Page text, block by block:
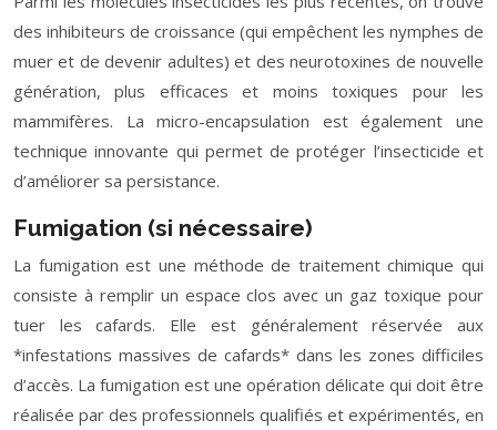
des inhibiteurs de croissance (qui empêchent les nymphes de
muer et de devenir adultes) et des neurotoxines de nouvelle
génération, plus efficaces et moins toxiques pour les
mammifères. La micro-encapsulation est également une
technique innovante qui permet de protéger l’insecticide et
d’améliorer sa persistance.
Fumigation (si nécessaire)
La fumigation est une méthode de traitement chimique qui
consiste à remplir un espace clos avec un gaz toxique pour
tuer les cafards. Elle est généralement réservée aux
*infestations massives de cafards* dans les zones difficiles
d’accès. La fumigation est une opération délicate qui doit être
réalisée par des professionnels qualifiés et expérimentés, en